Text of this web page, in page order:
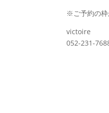
※ご予約の枠
victoire
052-231-